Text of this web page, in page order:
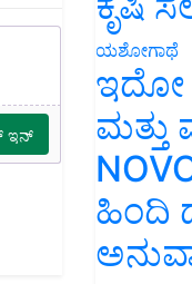
ಯಶೋಗಾಥೆ
ಇದೋ
ಮತ್ತು
ಹಿಂದಿ